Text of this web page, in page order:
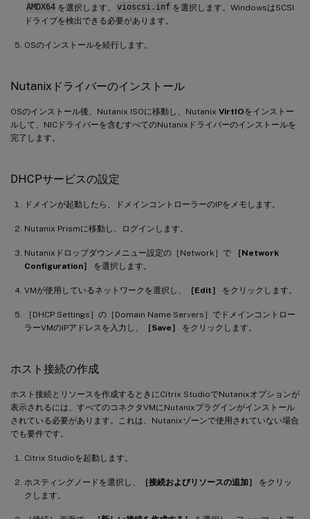
AMDX64 を選択します。 vioscsi.inf を選択します。WindowsはSCSI
ドライブを検出できる必要があります。
OSのインストールを続行します。
Nutanixドライバーのインストール
OSのインストール後、Nutanix ISOに移動し、Nutanix VirtIOをインストー
ルして、NICドライバーを含むすべてのNutanixドライバーのインストールを
完了します。
DHCPサービスの設定
ドメインが起動したら、ドメインコントローラーのIPをメモします。
Nutanix Prismに移動し、ログインします。
Nutanixドロップダウンメニュー設定の［Network］で
［Network
Configuration］
を選択します。
VMが使用しているネットワークを選択し、 ［Edit］ をクリックします。
［DHCP Settings］の［Domain Name Servers］でドメインコントロー
ラーVMのIPアドレスを入力し、
［Save］ をクリックします。
ホスト接続の作成
ホスト接続とリソースを作成するときにCitrix StudioでNutanixオプションが
表示されるには、すべてのコネクタVMにNutanixプラグインがインストール
されている必要があります。これは、Nutanixゾーンで使用されていない場合
でも要件です。
Citrix Studioを起動します。
ホスティングノードを選択し、 ［接続およびリソースの追加］
をクリッ
クします。